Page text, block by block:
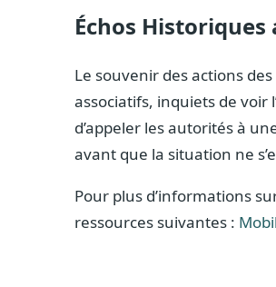
Échos
Le souvenir des actions des
associatifs, inquiets de voir
d’appeler les autorités à
avant que la situation ne
Pour plus d’informations
ressources suivantes :